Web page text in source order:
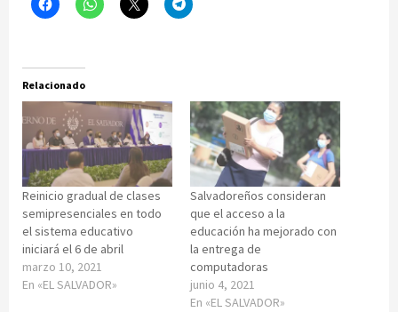
Relacionado
Reinicio gradual de clases
semipresenciales en todo
el sistema educativo
iniciará el 6 de abril
marzo 10, 2021
En «EL SALVADOR»
Salvadoreños consideran
que el acceso a la
educación ha mejorado con
la entrega de
computadoras
junio 4, 2021
En «EL SALVADOR»